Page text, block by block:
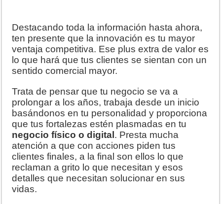
Destacando toda la información hasta ahora,
ten presente que la innovación es tu mayor
ventaja competitiva. Ese plus extra de valor es
lo que hará que tus clientes se sientan con un
sentido comercial mayor.
Trata de pensar que tu negocio se va a
prolongar a los años, trabaja desde un inicio
basándonos en tu personalidad y proporciona
que tus fortalezas estén plasmadas en tu
negocio físico o digital . Presta mucha
atención a que con acciones piden tus
clientes finales, a la final son ellos lo que
reclaman a grito lo que necesitan y esos
detalles que necesitan solucionar en sus
vidas.